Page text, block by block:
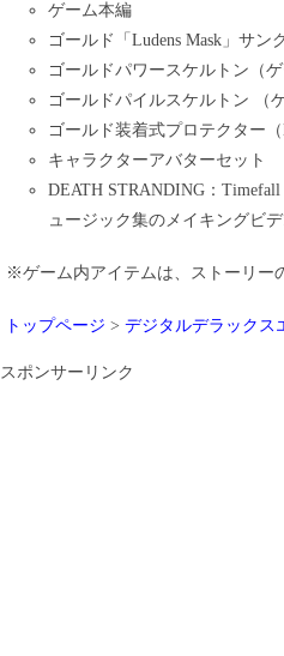
ゲーム本編
ゴールド「Ludens Mask」サ
ゴールドパワースケルトン（
ゴールドパイルスケルトン （
ゴールド装着式プロテクター
キャラクターアバターセット
DEATH STRANDING：
ュージック集のメイキングビ
※ゲーム内アイテムは、ストーリー
トップページ > デジタルデラックス
スポンサーリンク